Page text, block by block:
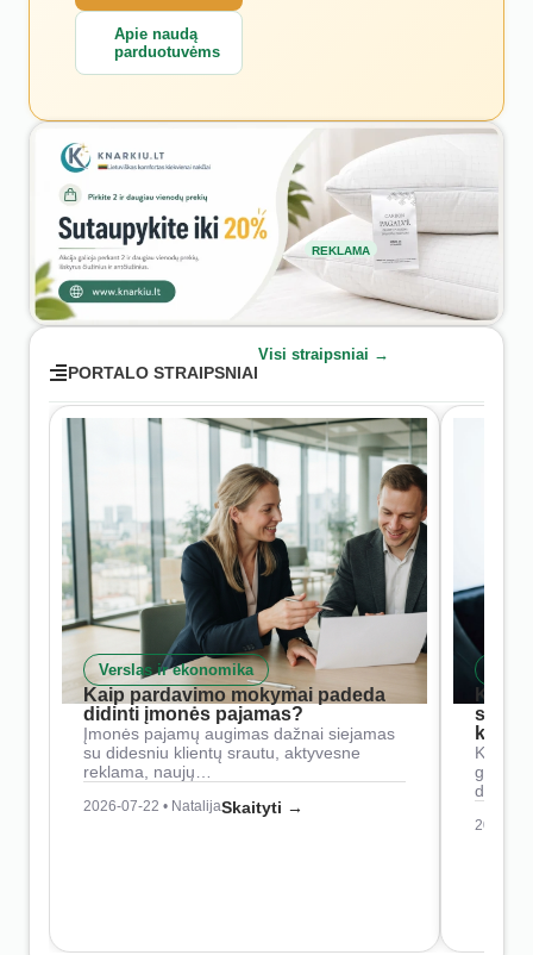
Apie naudą
parduotuvėms
REKLAMA
PORTALO STRAIPSNIAI
Visi straipsniai →
Verslas ir ekonomika
Kaip pardavimo mokymai padeda
didinti įmonės pajamas?
Įmonės pajamų augimas dažnai siejamas
su didesniu klientų srautu, aktyvesne
reklama, naujų…
2026-07-22 • NatalijaSkaityti →
Kaip
2026-